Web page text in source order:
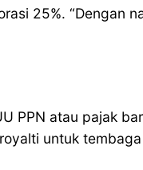
25%. “Dengan
PPN atau pajak
untuk